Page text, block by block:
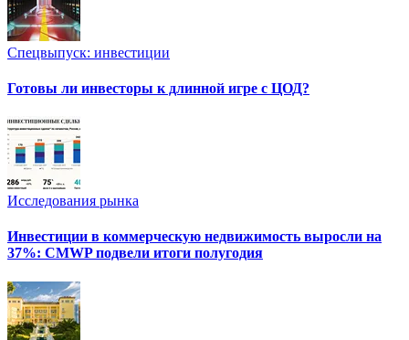
Спецвыпуск: инвестиции
Готовы ли инвесторы к длинной игре с ЦОД?
Исследования рынка
Инвестиции в коммерческую недвижимость выросли на
37%: CMWP подвели итоги полугодия